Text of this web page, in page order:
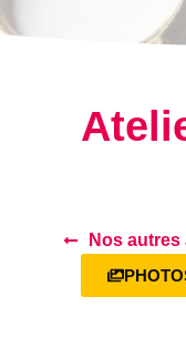
Nos autres